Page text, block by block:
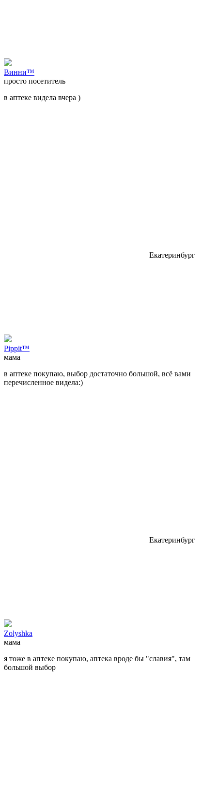
Bинни™
просто посетитель
в аптеке видела вчера )
Екатеринбург
Pippit™
мама
в аптеке покупаю, выбор достаточно большой, всё вами
перечисленное видела:)
Екатеринбург
Zolyshka
мама
я тоже в аптеке покупаю, аптека вроде бы "славия", там
большой выбор